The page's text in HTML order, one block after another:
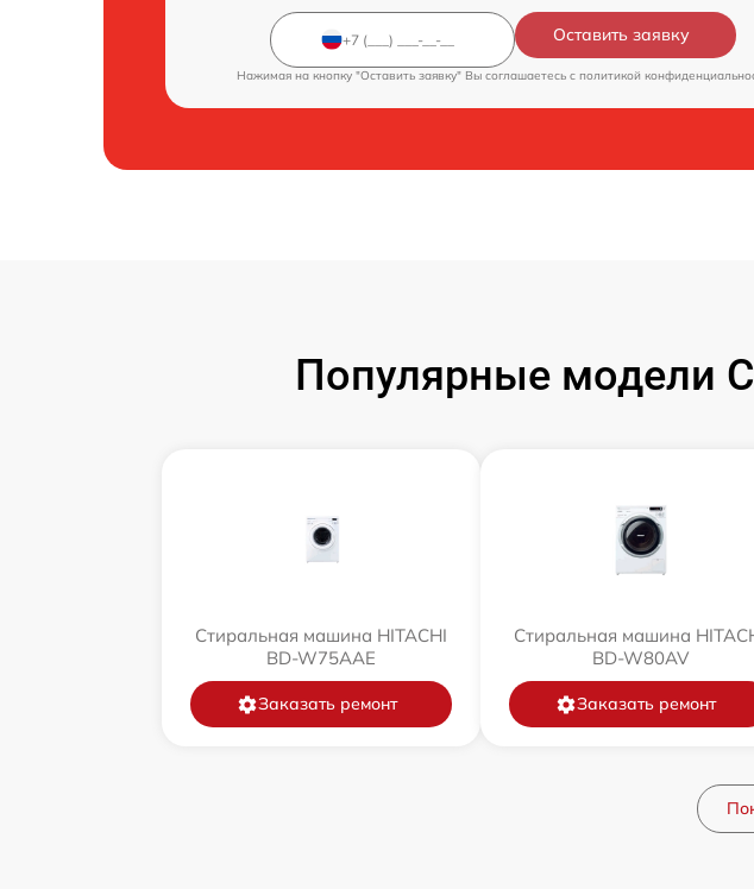
Оставить заявку
Нажимая на кнопку "Оставить заявку" Вы соглашаетесь c политикой
Популярные модели
Стиральная машина HITACHI
BD-W75AAE
Заказать ремонт
Стиральная машина
BD-W80AV
Заказать ремонт